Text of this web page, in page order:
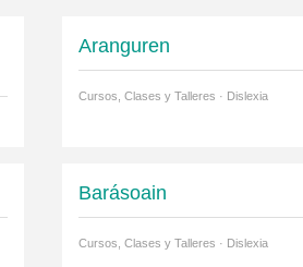
Aranguren
Cursos, Clases y Talleres · Dislexia
Barásoain
Cursos, Clases y Talleres · Dislexia